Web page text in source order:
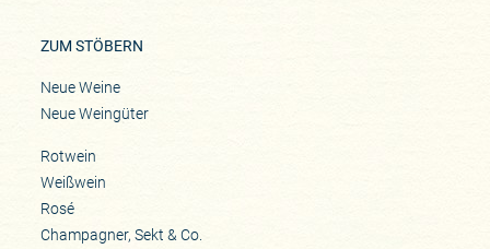
ZUM STÖBERN
Neue Weine
Neue Weingüter
Rotwein
Weißwein
Rosé
Champagner, Sekt & Co.